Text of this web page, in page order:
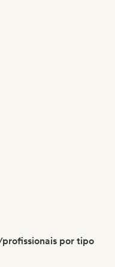
por tipo